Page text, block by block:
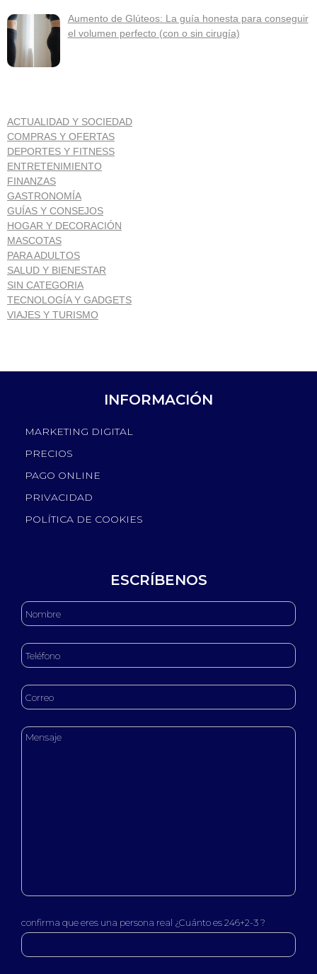
Aumento de Glúteos: La guía honesta para conseguir
el volumen perfecto (con o sin cirugía)
ACTUALIDAD Y SOCIEDAD
COMPRAS Y OFERTAS
DEPORTES Y FITNESS
ENTRETENIMIENTO
FINANZAS
GASTRONOMÍA
GUÍAS Y CONSEJOS
HOGAR Y DECORACIÓN
MASCOTAS
PARA ADULTOS
SALUD Y BIENESTAR
SIN CATEGORIA
TECNOLOGÍA Y GADGETS
VIAJES Y TURISMO
INFORMACIÓN
MARKETING DIGITAL
PRECIOS
PAGO ONLINE
PRIVACIDAD
POLÍTICA DE COOKIES
ESCRÍBENOS
confirma que eres una persona real ¿Cuánto es 246+2-3 ?